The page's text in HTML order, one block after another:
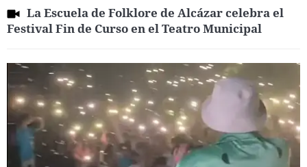
La Escuela de Folklore de Alcázar celebra el
Festival Fin de Curso en el Teatro Municipal